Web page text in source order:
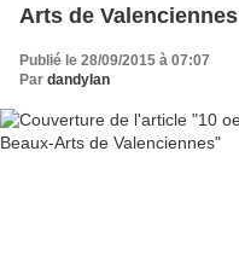
Arts de Valenciennes
Publié le 28/09/2015 à 07:07
Par dandylan